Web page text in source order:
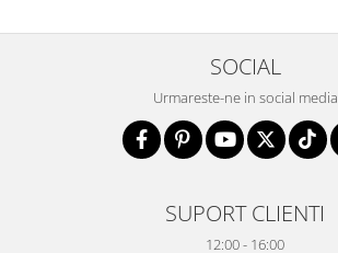
SOCIAL
Urmareste-ne in social media
SUPORT CLIENTI
12:00 - 16:00